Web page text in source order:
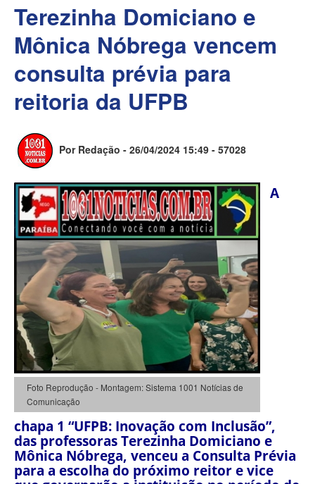
Terezinha Domiciano e
Mônica Nóbrega vencem
consulta prévia para
reitoria da UFPB
Por Redação - 26/04/2024 15:49 - 57028
Foto Reprodução - Montagem: Sistema 1001 Notícias de
Comunicação
A
chapa 1 “UFPB: Inovação com Inclusão”,
das professoras Terezinha Domiciano e
Mônica Nóbrega, venceu a Consulta Prévia
para a escolha do próximo reitor e vice